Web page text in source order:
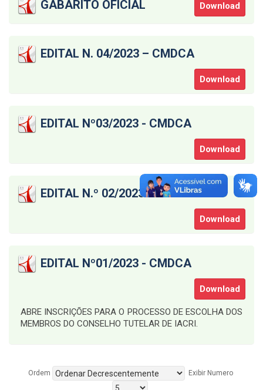
GABARITO OFICIAL Download
EDITAL N. 04/2023 – CMDCA
Download
EDITAL Nº03/2023 - CMDCA
Download
EDITAL N.º 02/2023 – CMDCA
Download
EDITAL Nº01/2023 - CMDCA
Download
ABRE INSCRIÇÕES PARA O PROCESSO DE ESCOLHA DOS
MEMBROS DO CONSELHO TUTELAR DE IACRI.
Ordem Exibir Numero